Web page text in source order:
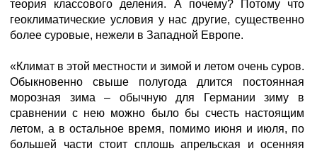
теория классового деления. А почему? Потому что
геоклиматические условия у нас другие, существенно
более суровые, нежели в Западной Европе.
«Климат в этой местности и зимой и летом очень суров.
Обыкновенно свыше полугода длится постоянная
морозная зима – обычную для Германии зиму в
сравнении с нею можно было бы счесть настоящим
летом, а в остальное время, помимо июня и июля, по
большей части стоит сплошь апрельская и осенняя